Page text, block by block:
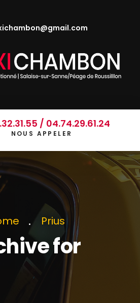
/ 04.74.29.61.24
NOUS APPELER
Prius
for